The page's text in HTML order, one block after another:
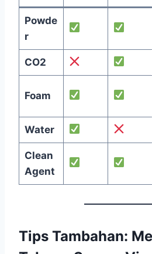
Powde
r
CO2
Foam
Water
Clean
Agent
Tips Tambahan: